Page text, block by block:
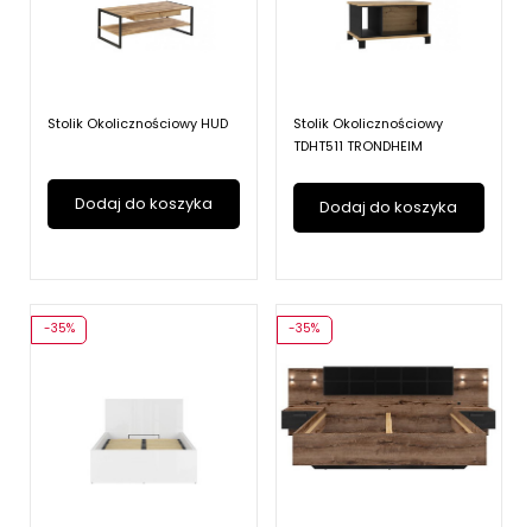
Stolik Okolicznościowy HUD
Dodaj do koszyka
Stolik Okolicznościowy
TDHT511 TRONDHEIM
Dodaj do koszyka
-35% -35%